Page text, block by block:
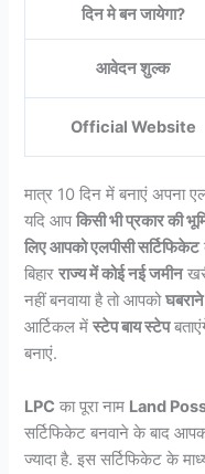
दिन मे बन जायेगा?
आवेदन शुल्क
Official Website
मात्र 10 दिन में बनाएं अपना
यदि आपकिसी भी प्रकार की
लिए आपको एलपीसी सर्टिफिकेट
बिहारराज्य में कोई नई जमीन
नहीं बनवाया है तो आपको
आर्टिकल मेंस्टेप बाय स्टेप
बनाएं.
LPC का पूरा नाम Land
सर्टिफिकेट बनवाने के बाद
ज्यादा है. इस सर्टिफिकेट के